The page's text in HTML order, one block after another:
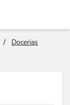
/
Docerias